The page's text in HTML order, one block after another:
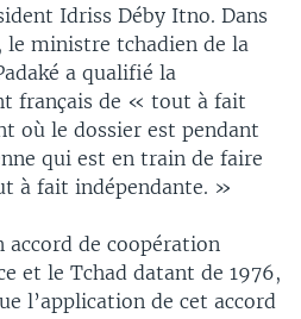
Idriss Déby Itno. Dans
le ministre tchadien de la
a qualifié la
français de « tout à fait
où le dossier est pendant
qui est en train de faire
à fait indépendante. »
accord de coopération
et le Tchad datant de 1976,
l’application de cet accord